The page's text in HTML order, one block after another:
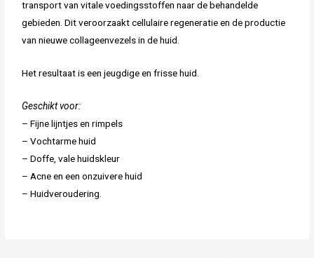
transport van vitale voedingsstoffen naar de behandelde
gebieden. Dit veroorzaakt cellulaire regeneratie en de productie
van nieuwe collageenvezels in de huid.
Het resultaat is een jeugdige en frisse huid.
Geschikt voor:
– Fijne lijntjes en rimpels
– Vochtarme huid
– Doffe, vale huidskleur
– Acne en een onzuivere huid
– Huidveroudering.